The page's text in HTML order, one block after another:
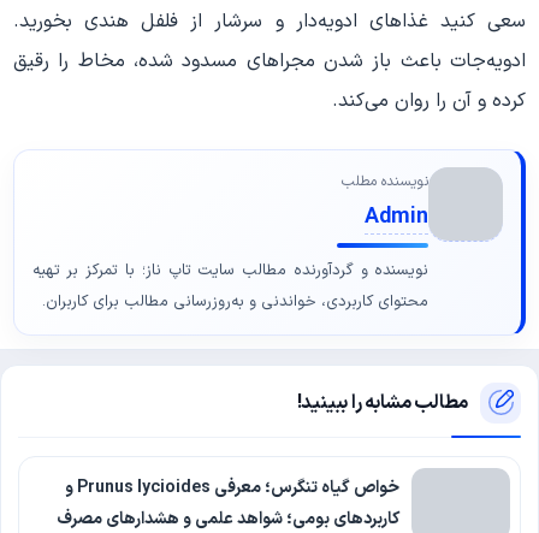
سعی کنید غذاهای ادویه‌دار و سرشار از فلفل هندی بخورید.
ادویه‌جات باعث باز شدن مجراهای مسدود شده، مخاط را رقیق
کرده و آن را روان می‌کند.
نویسنده مطلب
Admin
نویسنده و گردآورنده مطالب سایت تاپ ناز؛ با تمرکز بر تهیه
محتوای کاربردی، خواندنی و به‌روزرسانی مطالب برای کاربران.
مطالب مشابه را ببینید!
خواص گیاه تنگرس؛ معرفی Prunus lycioides و
کاربردهای بومی؛ شواهد علمی و هشدارهای مصرف